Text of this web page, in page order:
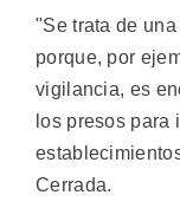
"Se trata de
porque, por
vigilancia, es
los presos para
Cerrada.